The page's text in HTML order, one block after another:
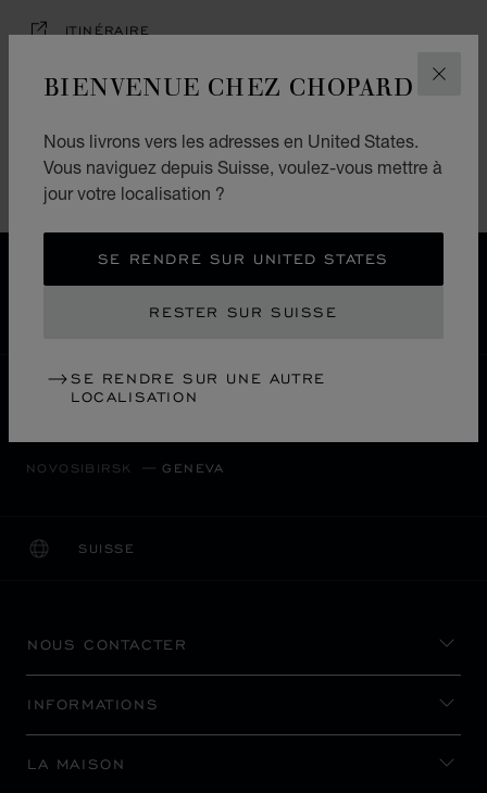
BIENVENUE CHEZ CHOPARD
Nous livrons vers les adresses en United States.
Vous naviguez depuis Suisse, voulez-vous mettre à
jour votre localisation ?
SE RENDRE SUR UNITED STATES
RESTER SUR SUISSE
SE RENDRE SUR UNE AUTRE
LOCALISATION
ITINÉRAIRE
Joaillerie
Accessoires
LIVRAISON OFFERTE
RETOURS & ÉCHANGES
ACCUEIL LOCALISER UNE BOUTIQUE
NOVOSIBIRSK GENEVA
SUISSE
LOCALISATION (CHANGER DE PAYS)
CHANGER DE PAYS
NOUS CONTACTER
INFORMATIONS
LA MAISON